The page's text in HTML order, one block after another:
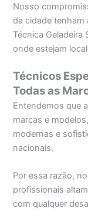
Nosso
da cidade tenham
Técnica
onde estejam
Técnicos
Todas as
Entendemos que
marcas e
modernas e
nacionais.
Por essa razão,
profissionais
com qualquer